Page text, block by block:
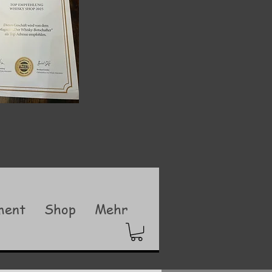
Shop Mehr